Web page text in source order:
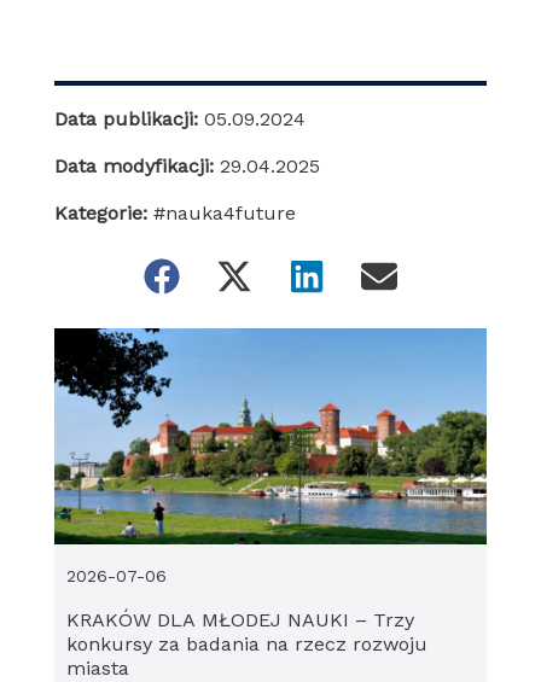
Data publikacji: 05.09.2024
Data modyfikacji: 29.04.2025
Kategorie: #nauka4future
KRAKÓW DLA MŁODEJ NAUKI – Trzy
konkursy za badania na rzecz rozwoju
miasta
2026-07-06